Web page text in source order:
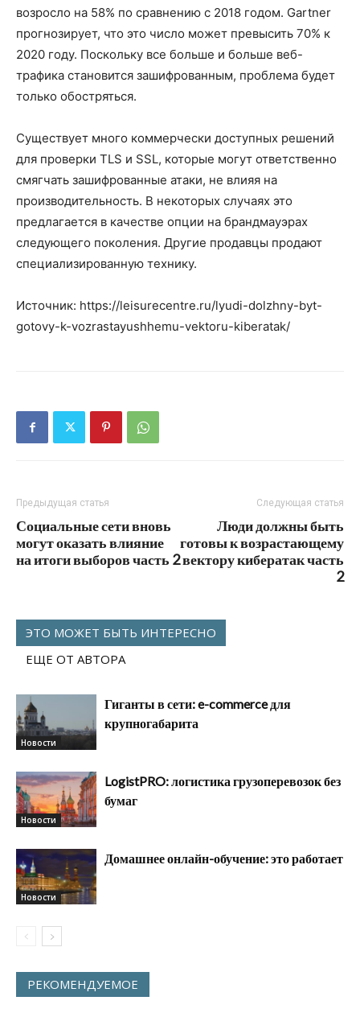
возросло на 58% по сравнению с 2018 годом. Gartner
прогнозирует, что это число может превысить 70% к
2020 году. Поскольку все больше и больше веб-
трафика становится зашифрованным, проблема будет
только обостряться.
Существует много коммерчески доступных решений
для проверки TLS и SSL, которые могут ответственно
смягчать зашифрованные атаки, не влияя на
производительность. В некоторых случаях это
предлагается в качестве опции на брандмауэрах
следующего поколения. Другие продавцы продают
специализированную технику.
Источник: https://leisurecentre.ru/lyudi-dolzhny-byt-
gotovy-k-vozrastayushhemu-vektoru-kiberatak/
Предыдущая статья
Социальные сети вновь
могут оказать влияние
на итоги выборов часть 2
Следующая статья
Люди должны быть
готовы к возрастающему
вектору кибератак часть
2
ЭТО МОЖЕТ БЫТЬ ИНТЕРЕСНО
ЕЩЕ ОТ АВТОРА
Новости
Гиганты в сети: e-commerce для
крупногабарита
Новости
LogistPRO: логистика грузоперевозок без
бумаг
Новости
Домашнее онлайн-обучение: это работает
РЕКОМЕНДУЕМОЕ